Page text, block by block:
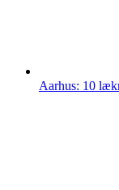
Aarhus: 10